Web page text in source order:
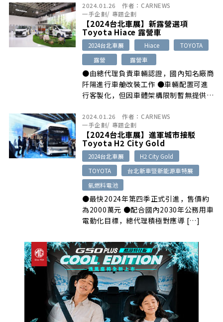
2024.01.26 作者： CARNEWS
一手企劃/ 專題企劃
【2024台北車展】新露營選項
Toyota Hiace 露營車
2024台北車展 Hiace
TOYOTA
露營
露營車
●由總代理負責車輛認證，國內知名廠商
阡陽進行車艙改裝工作 ●車輛配置可進
行客製化，但因車體架構限制暫無提供掀
2024.01.26 作者： CARNEWS
一手企劃/ 專題企劃
【2024台北車展】進軍城市接駁
Toyota H2 City Gold
2024台北車展
H2 City Gold
TOYOTA
台北新車暨新能源車特展
氫燃料電池
●最快2024年第四季正式引進，售價約
為2000萬元 ●配合國內2030年公務用車
電動化目標，總代理積極對應導 […]